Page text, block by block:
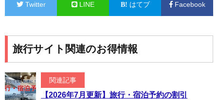
Twitter LINE はてブ Facebook
旅行サイト関連のお得情報
関連記事
【2026年7月更新】旅行・宿泊予約の割引